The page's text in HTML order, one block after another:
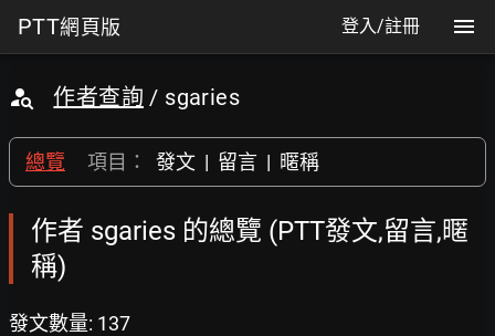
PTT網頁版 登入/註冊
作者查詢 / sgaries
總覽 項目： 發文 | 留言 | 暱稱
作者 sgaries 的總覽 (PTT發文,留言,暱
稱)
發文數量: 137